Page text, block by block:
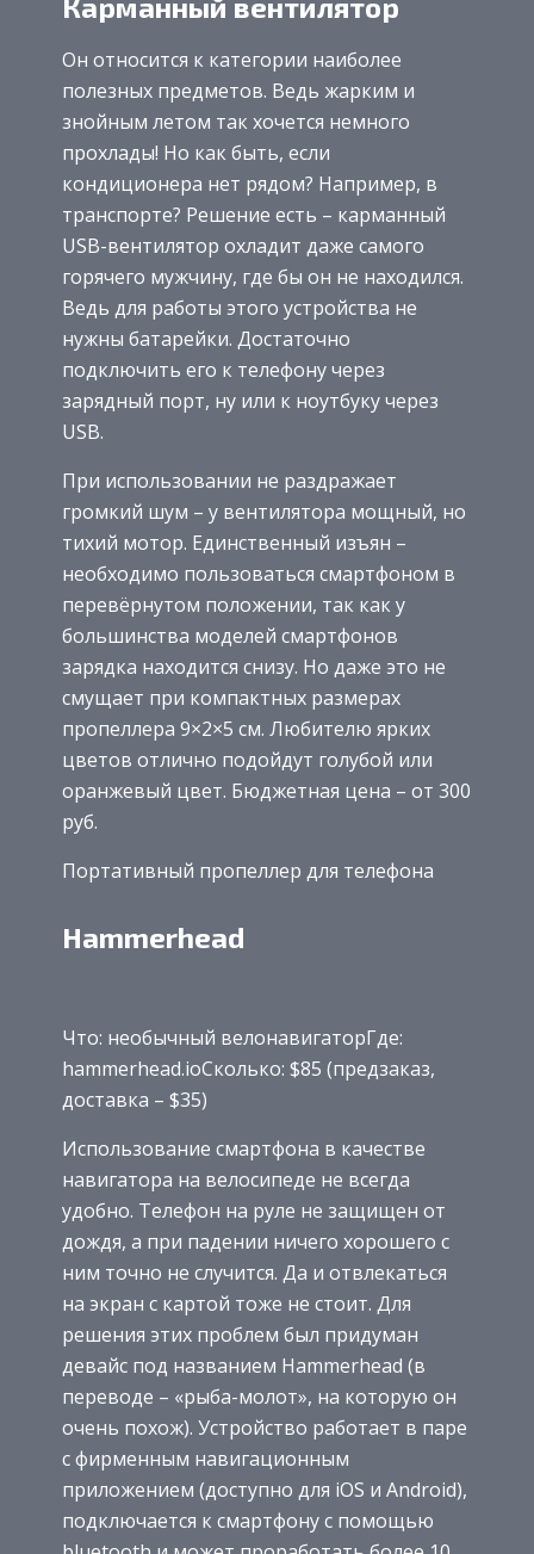
Он относится к категории наиболее
полезных предметов. Ведь жарким и
знойным летом так хочется немного
прохлады! Но как быть, если
кондиционера нет рядом? Например, в
транспорте? Решение есть – карманный
USB-вентилятор охладит даже самого
горячего мужчину, где бы он не находился.
Ведь для работы этого устройства не
нужны батарейки. Достаточно
подключить его к телефону через
зарядный порт, ну или к ноутбуку через
USB.
При использовании не раздражает
громкий шум – у вентилятора мощный, но
тихий мотор. Единственный изъян –
необходимо пользоваться смартфоном в
перевёрнутом положении, так как у
большинства моделей смартфонов
зарядка находится снизу. Но даже это не
смущает при компактных размерах
пропеллера 9×2×5 см. Любителю ярких
цветов отлично подойдут голубой или
оранжевый цвет. Бюджетная цена – от 300
руб.
Портативный пропеллер для телефона
Hammerhead
Что: необычный велонавигаторГде:
hammerhead.ioСколько: $85 (предзаказ,
доставка – $35)
Использование смартфона в качестве
навигатора на велосипеде не всегда
удобно. Телефон на руле не защищен от
дождя, а при падении ничего хорошего с
ним точно не случится. Да и отвлекаться
на экран с картой тоже не стоит. Для
решения этих проблем был придуман
девайс под названием Hammerhead (в
переводе – «рыба-молот», на которую он
очень похож). Устройство работает в паре
с фирменным навигационным
приложением (доступно для iOS и Android),
подключается к смартфону с помощью